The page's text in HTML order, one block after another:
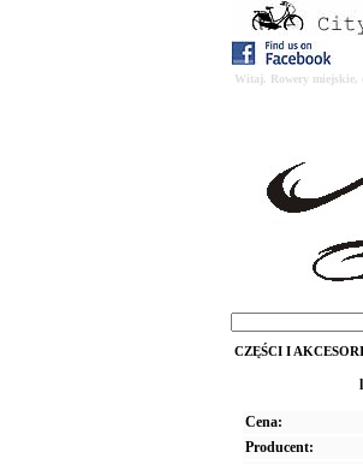
Witaj. Rowery miejskie,
CZĘŚCI I
Cena:
Producent: